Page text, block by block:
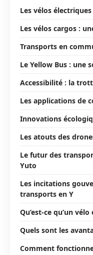
Les vélos
Les vélos cargos :
Transports en
Le Yellow Bus : une
Accessibilité : la
Les applications de
Innovations
Les atouts des
Le futur des
Yuto
Les incitations
transports en Y
Qu’est-ce qu’un
Quels sont les
Comment